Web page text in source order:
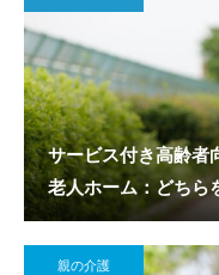
サービス付き高齢者
老人ホーム：どちら
親の介護